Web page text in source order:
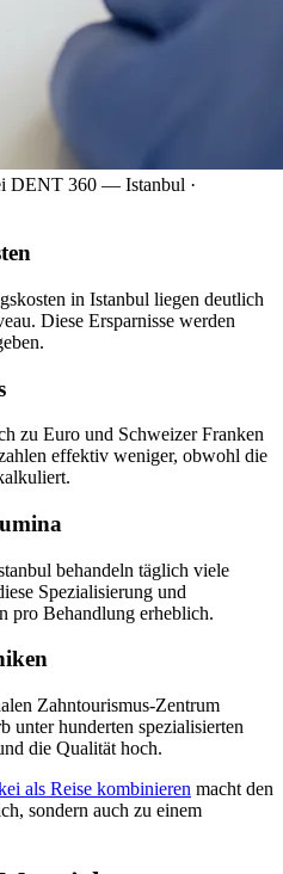
DENT 360 — Istanbul ·
in Istanbul liegen deutlich
Diese Ersparnisse werden
zu Euro und Schweizer Franken
effektiv weniger, obwohl die
behandeln täglich viele
Spezialisierung und
pro Behandlung erheblich.
Zahntourismus-Zentrum
unter hunderten spezialisierten
die Qualität hoch.
als Reise kombinieren macht den
sondern auch zu einem